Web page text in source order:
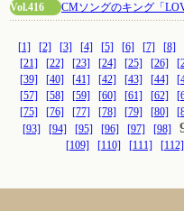
Vol.416 CMソングのキング「
[1] [2] [3] [4] [5] [6] [7] [8]
[21]
[22] [23] [24] [25] [26]
[39]
[40] [41] [42] [43] [44]
[57]
[58] [59] [60] [61] [62]
[75]
[76] [77] [78] [79] [80]
[93]
[94] [95] [96] [97] [98]
[109] [110] [111] [112]